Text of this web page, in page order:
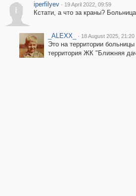
i
iperfilyev · 19 April 2022, 09:59
Кстати, а что за краны?
_ALEXX_ · 18 August 2025, 21:20
Это на территории
территория ЖК "Ближняя